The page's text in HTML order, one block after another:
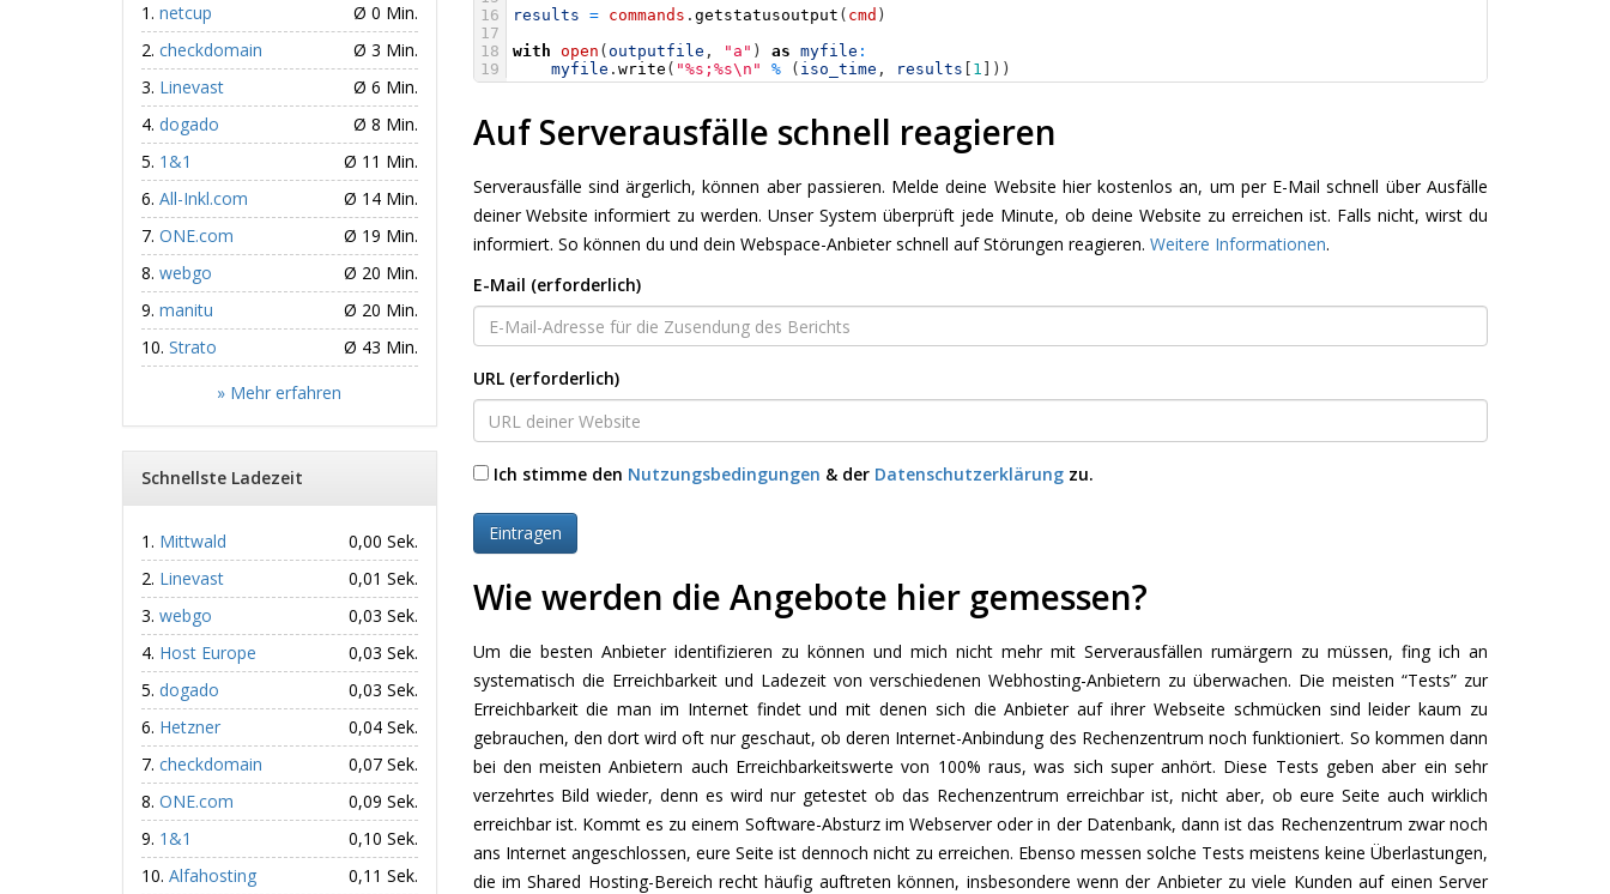
16
17
18
19
results = commands . getstatusoutput ( cmd )
with open ( outputfile , "a" ) as myfile :
myfile . write ( "%s;%s\n" % ( iso_time , results 1 ) )
Auf Serverausfälle schnell reagieren
Serverausfälle sind ärgerlich, können aber passieren. Melde deine Website hier kostenlos an, um per E-Mail schnell über Ausfälle
deiner Website informiert zu werden. Unser System überprüft jede Minute, ob deine Website zu erreichen ist. Falls nicht, wirst du
informiert. So können du und dein Webspace-Anbieter schnell auf Störungen reagieren. Weitere Informationen.
E-Mail (erforderlich)
URL (erforderlich)
Ich stimme den Nutzungsbedingungen & der Datenschutzerklärungzu.
Wie werden die Angebote hier gemessen?
Um die besten Anbieter identifizieren zu können und mich nicht mehr mit Serverausfällen rumärgern zu müssen, fing ich an
systematisch die Erreichbarkeit und Ladezeit von verschiedenen Webhosting-Anbietern zu überwachen. Die meisten “Tests” zur
Erreichbarkeit die man im Internet findet und mit denen sich die Anbieter auf ihrer Webseite schmücken sind leider kaum zu
gebrauchen, den dort wird oft nur geschaut, ob deren Internet-Anbindung des Rechenzentrum noch funktioniert. So kommen dann
bei den meisten Anbietern auch Erreichbarkeitswerte von 100% raus, was sich super anhört. Diese Tests geben aber ein sehr
verzehrtes Bild wieder, denn es wird nur getestet ob das Rechenzentrum erreichbar ist, nicht aber, ob eure Seite auch wirklich
erreichbar ist. Kommt es zu einem Software-Absturz im Webserver oder in der Datenbank, dann ist das Rechenzentrum zwar noch
ans Internet angeschlossen, eure Seite ist dennoch nicht zu erreichen. Ebenso messen solche Tests meistens keine Überlastungen,
die im Shared Hosting-Bereich recht häufig auftreten können, insbesondere wenn der Anbieter zu viele Kunden auf einen Server
netcup
Ø 0 Min.
checkdomain
Ø 3 Min.
Linevast
Ø 6 Min.
dogado
Ø 8 Min.
1&1
Ø 11 Min.
All-Inkl.com
Ø 14 Min.
ONE.com
Ø 19 Min.
webgo
Ø 20 Min.
manitu
Ø 20 Min.
Strato
Ø 43 Min.
» Mehr erfahren
Schnellste Ladezeit
Mittwald
0,00 Sek.
Linevast
0,01 Sek.
webgo
0,03 Sek.
Host Europe
0,03 Sek.
dogado
0,03 Sek.
Hetzner
0,04 Sek.
checkdomain
0,07 Sek.
ONE.com
0,09 Sek.
1&1
0,10 Sek.
Alfahosting
0,11 Sek.